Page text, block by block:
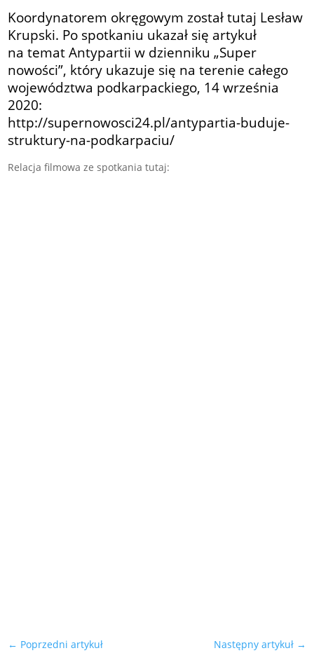
Koordynatorem okręgowym został tutaj Lesław
Krupski. Po spotkaniu ukazał się artykuł
na temat Antypartii w dzienniku „Super
nowości”, który ukazuje się na terenie całego
województwa podkarpackiego, 14 września
2020:
http://supernowosci24.pl/antypartia-buduje-
struktury-na-podkarpaciu/
Relacja filmowa ze spotkania tutaj:
← Poprzedni artykuł Następny artykuł→